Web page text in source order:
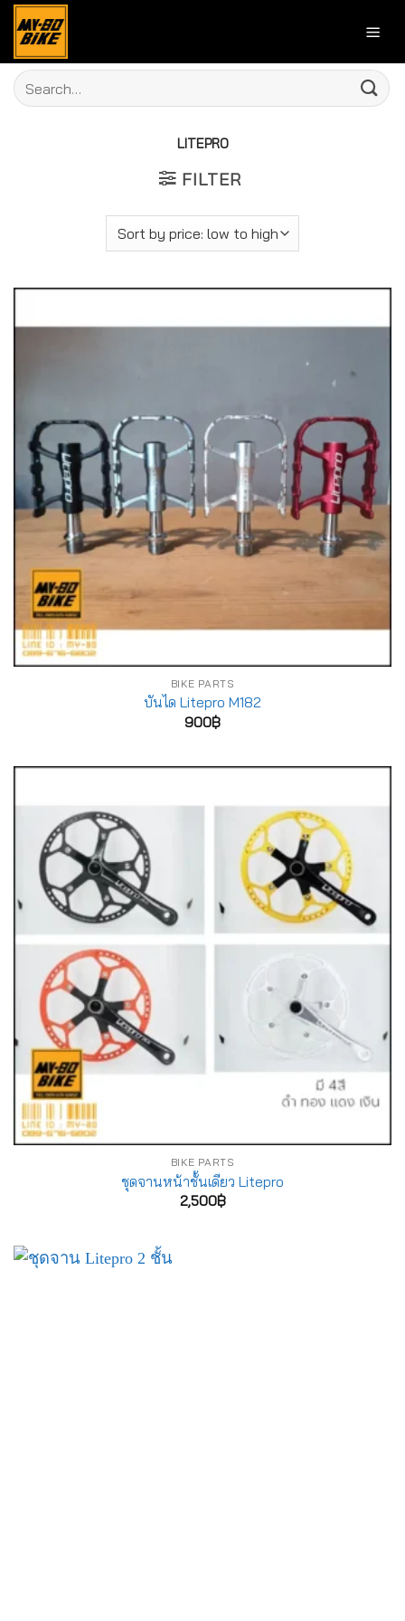
Skip
content
Search
for:
LITEPRO
FILTER
BIKE PARTS
บันได Litepro M182
900฿
BIKE PARTS
ชุดจานหน้าชั้นเดียว Litepro
2,500฿